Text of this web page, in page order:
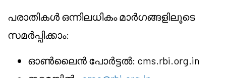
പരാതികൾ ഒന്നിലധികം മാർഗങ്ങളിലൂടെ
സമർപ്പിക്കാം:
ഓൺലൈൻ പോർട്ടൽ: cms.rbi.org.in